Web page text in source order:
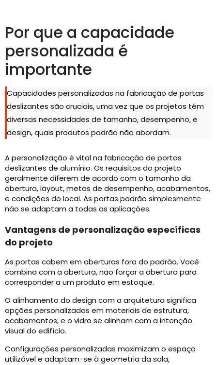
Por que a capacidade
personalizada é
importante
Capacidades personalizadas na fabricação de portas
deslizantes são cruciais, uma vez que os projetos têm
diversas necessidades de tamanho, desempenho, e
design, quais produtos padrão não abordam.
A personalização é vital na fabricação de portas
deslizantes de alumínio. Os requisitos do projeto
geralmente diferem de acordo com o tamanho da
abertura, layout, metas de desempenho, acabamentos,
e condições do local. As portas padrão simplesmente
não se adaptam a todas as aplicações.
Vantagens de personalização específicas
do projeto
As portas cabem em aberturas fora do padrão. Você
combina com a abertura, não forçar a abertura para
corresponder a um produto em estoque.
O alinhamento do design com a arquitetura significa
opções personalizadas em materiais de estrutura,
acabamentos, e o vidro se alinham com a intenção
visual do edifício.
Configurações personalizadas maximizam o espaço
utilizável e adaptam-se à geometria da sala,